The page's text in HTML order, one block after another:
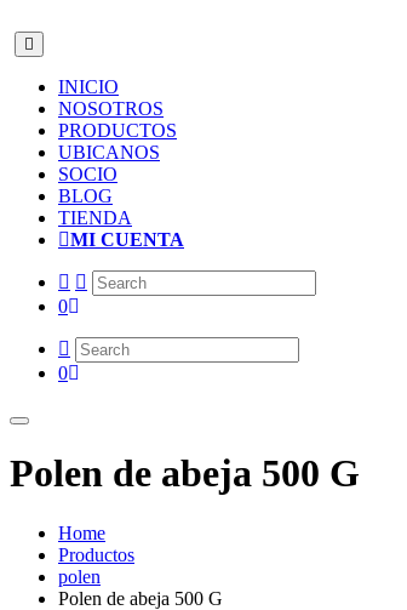
INICIO
NOSOTROS
PRODUCTOS
UBICANOS
SOCIO
BLOG
TIENDA
MI CUENTA
0
0
Polen de abeja 500 G
Home
Productos
polen
Polen de abeja 500 G